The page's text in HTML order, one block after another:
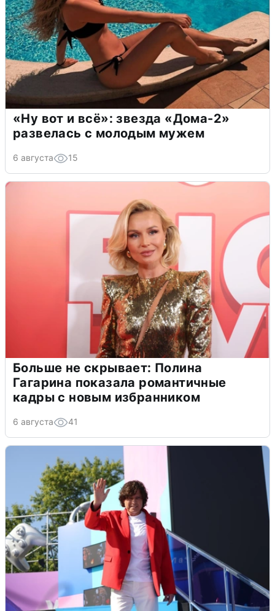
«Ну вот и всё»: звезда «Дома-2»
развелась с молодым мужем
6 августа 15
Больше не скрывает: Полина
Гагарина показала романтичные
кадры с новым избранником
6 августа 41